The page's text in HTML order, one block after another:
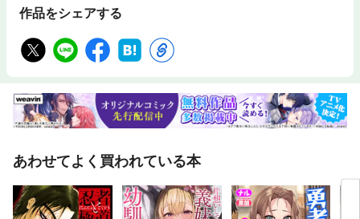
作品をシェアする
あわせてよく買われている本